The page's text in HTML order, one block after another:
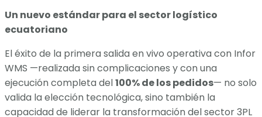
Un nuevo estándar para el sector logístico
ecuatoriano
El éxito de la primera salida en vivo operativa con Infor
WMS —realizada sin complicaciones y con una
ejecución completa del100% de los pedidos— no solo
valida la elección tecnológica, sino también la
capacidad de liderar la transformación del sector 3PL